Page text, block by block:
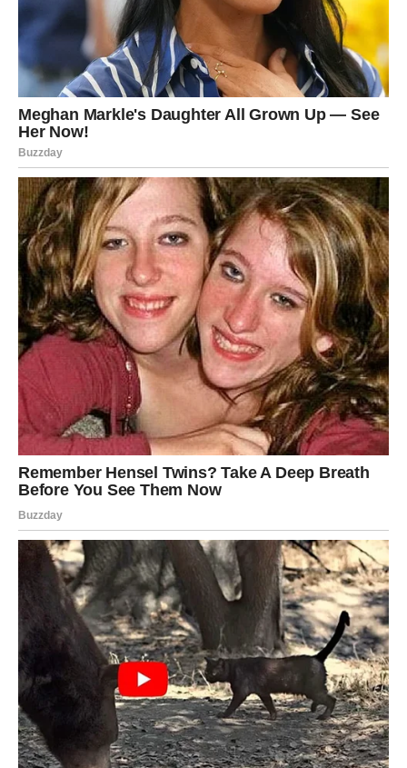
potpuno prekriveno tečnošću. Posudu potom stavite u
frižider, gde će meso marinirati naredna dva do tri dana.
Količina pripremljene marinade dovoljna je za otprilike tri
kilograma mesa, tako da ukoliko pripremate manju
količinu, sastojke je potrebno proporcionalno smanjiti.
Ova vrsta marinade posebno dobro funkcioniše kod
tvrđih komada mesa, kao što su goveđi vrat, plećka,
jaretina ili komadi divljači. Ipak, može se koristiti i za
piletinu, kojoj će dati sasvim novu dimenziju ukusa. Kada
se mariniranje završi, meso je spremno za dalju termičku
obradu – pečenje u rerni, na roštilju ili dinstanje.
Kao rezultat dobijate meso koje je meko, sočno i bogatog
ukusa, a svaki zalogaj odiše pažljivo izbalansiranim
aromama. Ova metoda je savršen izbor za sve one koji
žele da unaprede svoja kulinarska umeća i zadive goste i
ukućane ukusnim, domaćim jelima.